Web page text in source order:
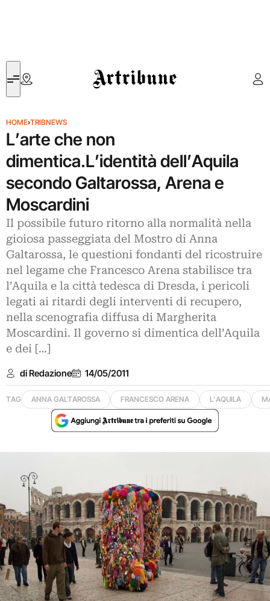
Artribune
HOME›TRIBNEWS
L’arte che non
dimentica.L’identità dell’Aquila
secondo Galtarossa, Arena e
Moscardini
Il possibile futuro ritorno alla normalità nella
gioiosa passeggiata del Mostro di Anna
Galtarossa, le questioni fondanti del ricostruire
nel legame che Francesco Arena stabilisce tra
l’Aquila e la città tedesca di Dresda, i pericoli
legati ai ritardi degli interventi di recupero,
nella scenografia diffusa di Margherita
Moscardini. Il governo si dimentica dell’Aquila
e dei […]
di Redazione 14/05/2011
TAG ANNA GALTAROSSA FRANCESCO ARENA L’AQUILA